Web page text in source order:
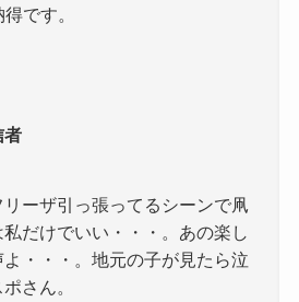
です。
者
ーザ引っ張ってるシーンで凧
だけでいい・・・。あの楽し
・・・。地元の子が見たら泣
さん。